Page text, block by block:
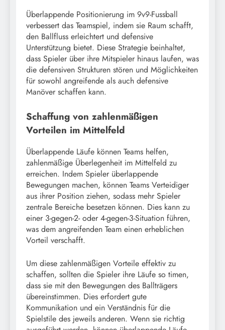
Überlappende Positionierung im 9v9-Fussball
verbessert das Teamspiel, indem sie Raum schafft,
den Ballfluss erleichtert und defensive
Unterstützung bietet. Diese Strategie beinhaltet,
dass Spieler über ihre Mitspieler hinaus laufen, was
die defensiven Strukturen stören und Möglichkeiten
für sowohl angreifende als auch defensive
Manöver schaffen kann.
Schaffung von zahlenmäßigen
Vorteilen im Mittelfeld
Überlappende Läufe können Teams helfen,
zahlenmäßige Überlegenheit im Mittelfeld zu
erreichen. Indem Spieler überlappende
Bewegungen machen, können Teams Verteidiger
aus ihrer Position ziehen, sodass mehr Spieler
zentrale Bereiche besetzen können. Dies kann zu
einer 3-gegen-2- oder 4-gegen-3-Situation führen,
was dem angreifenden Team einen erheblichen
Vorteil verschafft.
Um diese zahlenmäßigen Vorteile effektiv zu
schaffen, sollten die Spieler ihre Läufe so timen,
dass sie mit den Bewegungen des Ballträgers
übereinstimmen. Dies erfordert gute
Kommunikation und ein Verständnis für die
Spielstile des jeweils anderen. Wenn sie richtig